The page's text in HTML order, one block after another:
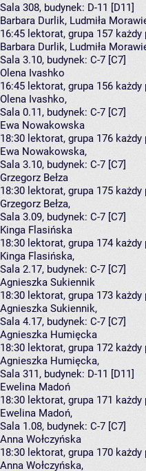
Sala 308, budynek: D-11 [D11]
Barbara Durlik, Ludmiła
16:45 lektorat, grupa 157 każdy
Barbara Durlik, Ludmiła
Sala 3.10, budynek: C-7 [C7]
Olena Ivashko
16:45 lektorat, grupa 156 każdy
Olena Ivashko,
Sala 0.11, budynek: C-7 [C7]
Ewa Nowakowska
18:30 lektorat, grupa 176 każdy
Ewa Nowakowska,
Sala 3.10, budynek: C-7 [C7]
Grzegorz Bełza
18:30 lektorat, grupa 175 każdy
Grzegorz Bełza,
Sala 3.09, budynek: C-7 [C7]
Kinga Flasińska
18:30 lektorat, grupa 174 każdy
Kinga Flasińska,
Sala 2.17, budynek: C-7 [C7]
Agnieszka Sukiennik
18:30 lektorat, grupa 173 każdy
Agnieszka Sukiennik,
Sala 4.17, budynek: C-7 [C7]
Agnieszka Humięcka
18:30 lektorat, grupa 172 każdy
Agnieszka Humięcka,
Sala 311, budynek: D-11 [D11]
Ewelina Madoń
18:30 lektorat, grupa 171 każdy
Ewelina Madoń,
Sala 1.08, budynek: C-7 [C7]
Anna Wołczyńska
18:30 lektorat, grupa 170 każdy
Anna Wołczyńska,